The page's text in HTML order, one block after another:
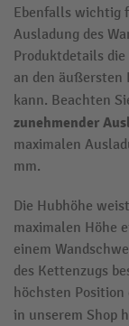
Ebenfalls wichtig
Ausladung des
Produktdetails die
an den äußersten
kann. Beachten
zunehmender
maximalen
mm.
Die Hubhöhe
maximalen Höhe
einem
des Kettenzugs
höchsten Position
in unserem Shop